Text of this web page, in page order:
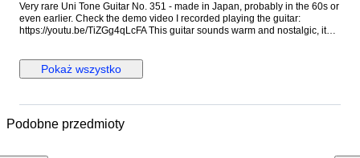
Very rare Uni Tone Guitar No. 351 - made in Japan, probably in the 60s or
even earlier. Check the demo video I recorded playing the guitar:
https://youtu.be/TiZGg4qLcFA This guitar sounds warm and nostalgic, it
Country sound that sounds authentically 'old' and lo-fi, this is the guitar.
The guitar is playable but the string height is higher than normal.
anything too technical or fast or if you expect low action, this guitar is not
played over the years and it shows. It has scratches, blemishes and
Pokaż wszystko
Podobne przedmioty